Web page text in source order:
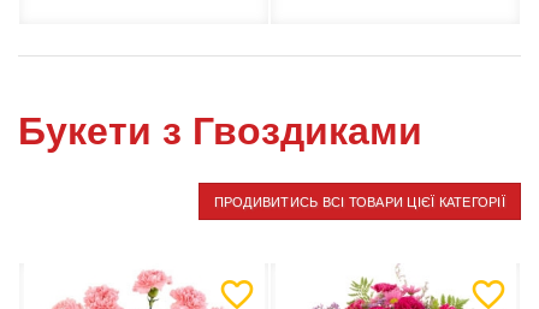
Букети з Гвоздиками
ПРОДИВИТИСЬ ВСІ ТОВАРИ ЦІЄЇ КАТЕГОРІЇ